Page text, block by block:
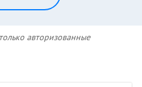
авторизованные